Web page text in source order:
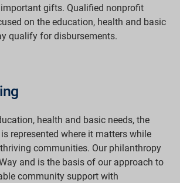
gifts. Qualified nonprofit
on the education, health and basic
qualify for disbursements.
health and basic needs, the
represented where it matters while
communities. Our philanthropy
and is the basis of our approach to
community support with